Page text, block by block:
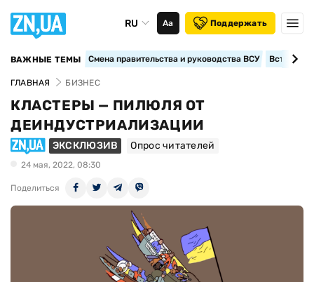
RU Аа Поддержать
ВАЖНЫЕ ТЕМЫ Смена правительства и руководства ВСУ
ГЛАВНАЯ БИЗНЕС
КЛАСТЕРЫ — ПИЛЮЛЯ ОТ
ДЕИНДУСТРИАЛИЗАЦИИ
ЭКСКЛЮЗИВ Опрос читателей
24 мая, 2022, 08:30
Поделиться